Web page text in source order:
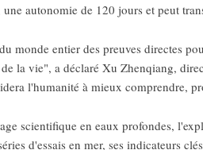
autonomie de 120 jours et peut
monde entier des preuves directes
la vie", a déclaré Xu Zhenqiang,
l'humanité à mieux comprendre,
scientifique en eaux profondes,
d'essais en mer, ses indicateurs